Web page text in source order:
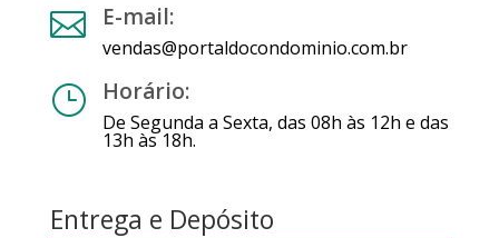
 E-mail:
vendas@portaldocondominio.com.br
} Horário:
De Segunda a Sexta, das 08h às 12h e das
13h às 18h.
Entrega e Depósito